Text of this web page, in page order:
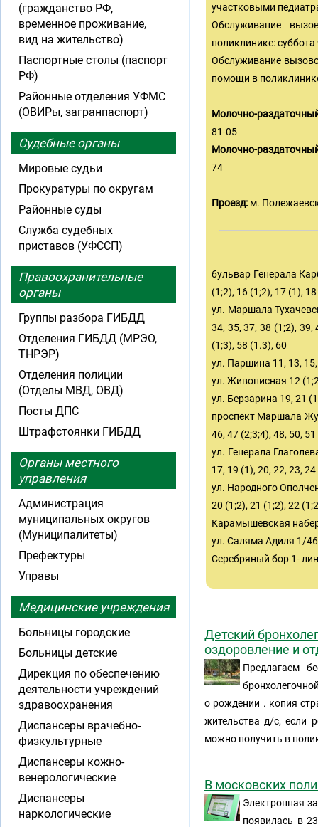
участковыми
Обслуживание
поликлинике:
Обслуживание
помощи в
Молочно-
81-05
Молочно-
74
Проезд: м.
бульвар Генерала
(1;2), 16 (1;2), 17 (1),
ул. Маршала
34, 35, 37, 38 (1;2), 39,
(1;3), 58 (1.3), 60
ул. Паршина 11, 13, 15,
ул. Живописная 12
ул. Берзарина 19, 21
проспект Маршала
46, 47 (2;3;4), 48, 50,
ул. Генерала
17, 19 (1), 20, 22, 23,
ул. Народного
20 (1;2), 21 (1;2), 22
Карамышевская
ул. Саляма Адиля 1/
Серебряный бор 1-
Детский
оздоровление и
Предлагаем
о рождении . копия
жительства д/с, если
можно получить в
В московских
Электронная
появилась в
(гражданство РФ,
временное проживание,
вид на жительство)
Паспортные столы (паспорт
РФ)
Районные отделения УФМС
(ОВИРы, загранпаспорт)
Судебные органы
Мировые судьи
Прокуратуры по округам
Районные суды
Служба судебных
приставов (УФССП)
Правоохранительные
органы
Группы разбора ГИБДД
Отделения ГИБДД (МРЭО,
ТНРЭР)
Отделения полиции
(Отделы МВД, ОВД)
Посты ДПС
Штрафстоянки ГИБДД
Органы местного
управления
Администрация
муниципальных округов
(Муниципалитеты)
Префектуры
Управы
Медицинские учреждения
Больницы городские
Больницы детские
Дирекция по обеспечению
деятельности учреждений
здравоохранения
Диспансеры врачебно-
физкультурные
Диспансеры кожно-
венерологические
Диспансеры
наркологические